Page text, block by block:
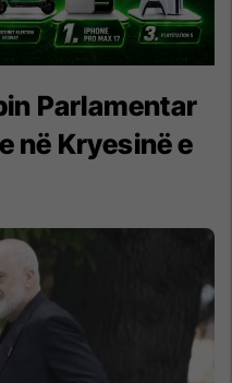
Parlamentar
në Kryesinë e